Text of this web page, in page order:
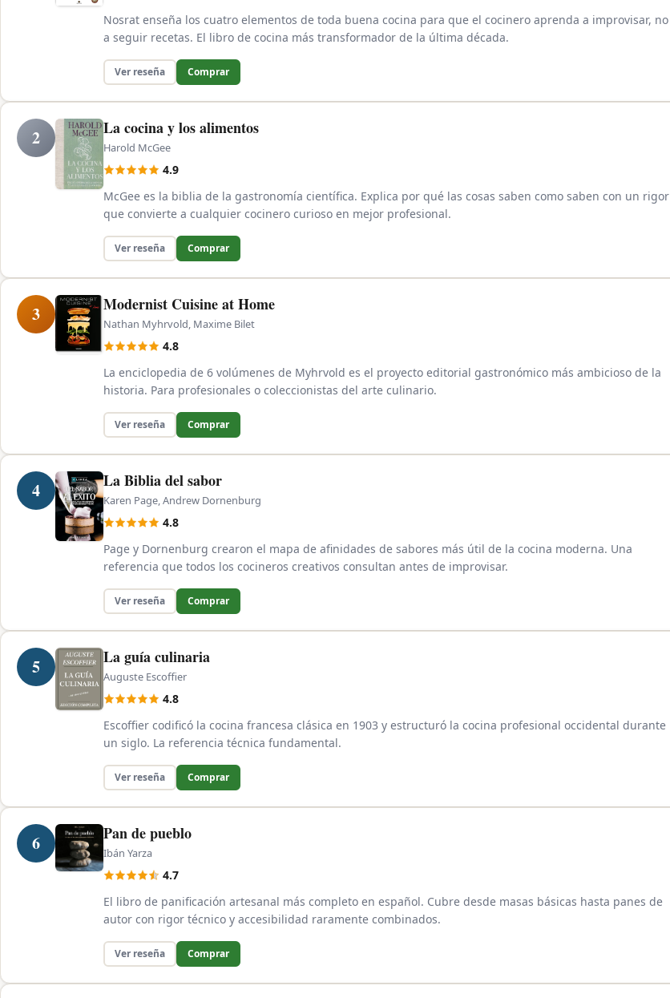
Nosrat enseña los cuatro elementos de toda buena cocina para que el cocinero aprenda a improvisar, no
a seguir recetas. El libro de cocina más transformador de la última década.
Ver reseña Comprar
2 La cocina y los alimentos
Harold McGee
4.9
McGee es la biblia de la gastronomía científica. Explica por qué las cosas saben como saben con un rigor
que convierte a cualquier cocinero curioso en mejor profesional.
Ver reseña Comprar
3 Modernist Cuisine at Home
Nathan Myhrvold, Maxime Bilet
4.8
La enciclopedia de 6 volúmenes de Myhrvold es el proyecto editorial gastronómico más ambicioso de la
historia. Para profesionales o coleccionistas del arte culinario.
Ver reseña Comprar
4 La Biblia del sabor
Karen Page, Andrew Dornenburg
4.8
Page y Dornenburg crearon el mapa de afinidades de sabores más útil de la cocina moderna. Una
referencia que todos los cocineros creativos consultan antes de improvisar.
Ver reseña Comprar
5 La guía culinaria
Auguste Escoffier
4.8
Escoffier codificó la cocina francesa clásica en 1903 y estructuró la cocina profesional occidental durante
un siglo. La referencia técnica fundamental.
Ver reseña Comprar
6 Pan de pueblo
Ibán Yarza
4.7
El libro de panificación artesanal más completo en español. Cubre desde masas básicas hasta panes de
autor con rigor técnico y accesibilidad raramente combinados.
Ver reseña Comprar